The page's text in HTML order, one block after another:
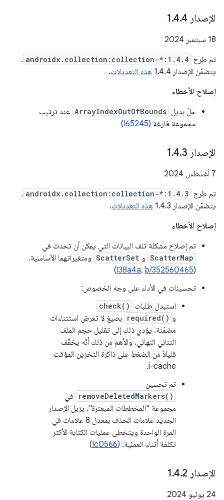
الإصدار 1 .4.4
‫18 سبتمبر 2024
تم طرح androidx.collection:collection-*:1.4.4
.
يتضمّن الإصدار 1.4.4
هذه التعديلات.
إصلاح الأخطاء
حلّ بديل ArrayIndexOutOfBounds عند ترتيب
مجموعة فارغة (I65245
)
الإصدار 1 .4.3
‫7 أغسطس 2024
تم طرح androidx.collection:collection-*:1.4.3
.
يتضمّن الإصدار 1.4.3
هذه التعديلات.
إصلاح الأخطاء
تم إصلاح مشكلة تلف البيانات التي يمكن أن تحدث في
ScatterMap و ScatterSet ومتغيراتهما الأساسية.
(
I38a4a، b/352560465
)
تحسينات في الأداء على وجه الخصوص:
استبدِل طلبات
check()
و required() بصيغ لا تعرض استثناءات
مضمّنة. يؤدي ذلك إلى تقليل حجم الملف
الثنائي النهائي، والأهم من ذلك أنّه يخفّف
قليلاً من الضغط على ذاكرة التخزين المؤقت
i-cache.
تم تحسين
removeDeletedMarkers()
في
مجموعة "المخططات المبعثرة". يزيل الإصدار
الجديد علامات الحذف بمعدل 8 علامات في
المرة الواحدة ويتخطى عمليات الكتابة الأكثر
تكلفة أثناء العملية. (Ic0566
)
الإصدار 1 .4.2
‫24 يوليو 2024